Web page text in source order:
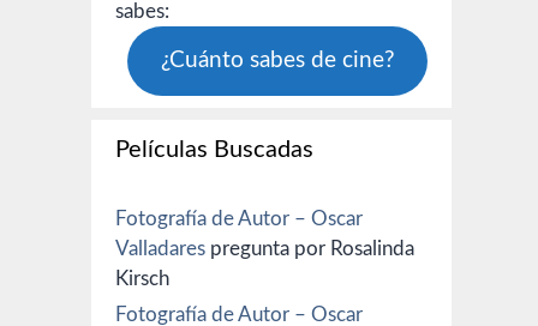
sabes:
¿Cuánto sabes de cine?
Películas Buscadas
Fotografía de Autor – Oscar
Valladares pregunta por Rosalinda
Kirsch
Fotografía de Autor – Oscar